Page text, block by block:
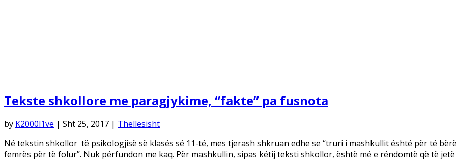
Tekste shkollore me paragjykime, “fakte” pa fusnota
by K2000l1ve | Sht 25, 2017 | Thellesisht
Në tekstin shkollor të psikologjisë së klasës së 11-të, mes tjerash shkruan edhe se “truri i mashkullit është për të
femrës për të folur”. Nuk përfundon me kaq. Për mashkullin, sipas këtij teksti shkollor, është më e rëndomtë që të jetë